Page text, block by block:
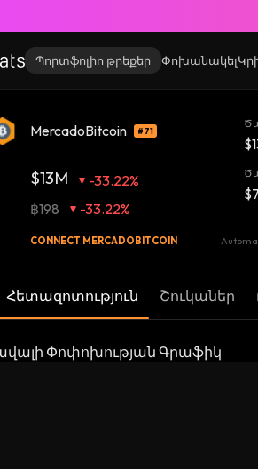
Պորտֆոլիո թրեքեր Փոխանակել
MercadoBitcoin #71
$13M
-33.22%
฿198
-33.22%
CONNECT MERCADOBITCOIN
Հետազոտություն Շուկաներ
Փոփոխության Գրաֆիկ